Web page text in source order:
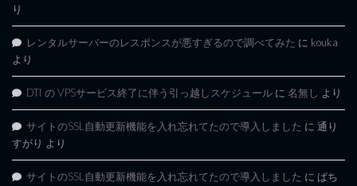
り
レンタルサーバーのレスポンスが悪すぎるので調べてみた に kouka
より
DTI の VPSサービス終了に伴う引っ越しスケジュール に 名無し より
サイトのSSL自動更新機能を入れ忘れてたので導入しました に 通り
すがり より
サイトのSSL自動更新機能を入れ忘れてたので導入しました に ぱち